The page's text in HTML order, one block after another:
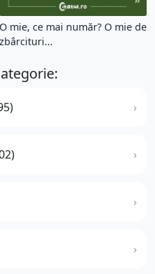
O mie, ce mai număr? O mie de
zbârcituri...